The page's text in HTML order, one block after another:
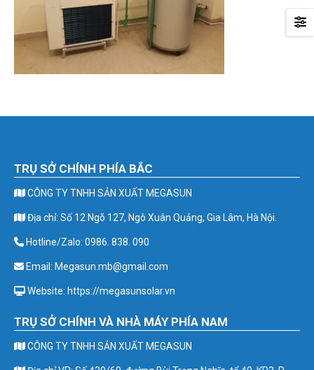
TRỤ SỞ CHÍNH PHÍA BẮC
CÔNG TY TNHH SẢN XUẤT MEGASUN
Địa chỉ: Số 12 Ngõ 127, Ngô Xuân Quảng, Gia Lâm, Hà Nội.
Hotline/Zalo: 0986. 838. 090
Email: Megasun.mb@gmail.com
Website: https://megasunsolar.vn
TRỤ SỞ CHÍNH VÀ NHÀ MÁY PHÍA NAM
CÔNG TY TNHH SẢN XUẤT MEGASUN